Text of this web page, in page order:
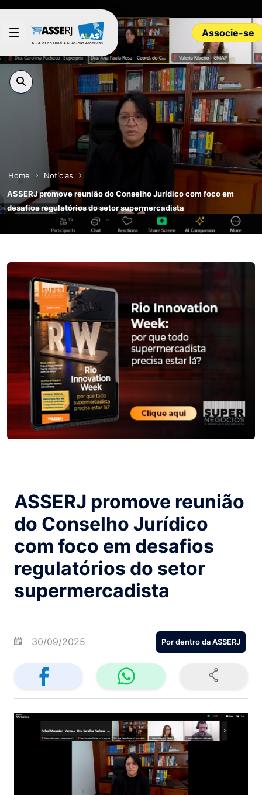
Pular para o Conteúdo principal
Associe-se
Home
Notícias
ASSERJ promove reunião do Conselho Jurídico com foco em
desafios regulatórios do setor supermercadista
ASSERJ promove reunião
do Conselho Jurídico
com foco em desafios
regulatórios do setor
supermercadista
30/09/2025 Por dentro da ASSERJ